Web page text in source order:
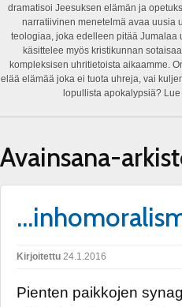
dramatisoi Jeesuksen elämän ja
narratiivinen menetelmä avaa uusia
teologiaa, joka edelleen pitää Jumalaa
käsittelee myös kristikunnan
kompleksisen uhritietoista aikaamme.
elää elämää joka ei tuota uhreja, vai
lopullista apokalypsiä?
Avainsana-
Kirjoitettu 24.1.2016
Pienten paikkojen